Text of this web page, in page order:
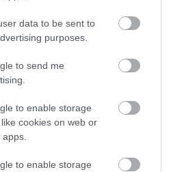
data to be sent to
purposes.
to send me
to enable storage
cookies on web or
to enable storage
IS UTAZHATUNK A
Kassay Tamás
Éjszakája idei kiemelt
Ottó Múzeum különböző